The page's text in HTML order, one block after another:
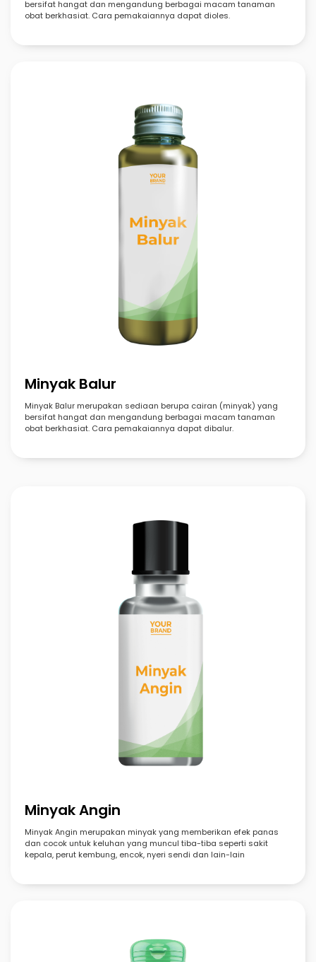
bersifat hangat dan mengandung berbagai macam tanaman
obat berkhasiat. Cara pemakaiannya dapat dioles.
Minyak Balur
Minyak Balur merupakan sediaan berupa cairan (minyak) yang
bersifat hangat dan mengandung berbagai macam tanaman
obat berkhasiat. Cara pemakaiannya dapat dibalur.
Minyak Angin
Minyak Angin merupakan minyak yang memberikan efek panas
dan cocok untuk keluhan yang muncul tiba-tiba seperti sakit
kepala, perut kembung, encok, nyeri sendi dan lain-lain